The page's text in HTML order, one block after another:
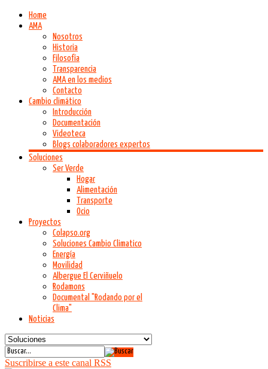
Home
AMA
Nosotros
Historia
Filosofía
Transparencia
AMA en los medios
Contacto
Cambio climático
Introducción
Documentación
Videoteca
Blogs colaboradores expertos
Soluciones
Ser Verde
Hogar
Alimentación
Transporte
Ocio
Proyectos
Colapso.org
Soluciones Cambio Climatico
Energía
Movilidad
Albergue El Cerviñuelo
Rodamons
Documental "Rodando por el
Clima"
Noticias
Suscribirse a este canal RSS